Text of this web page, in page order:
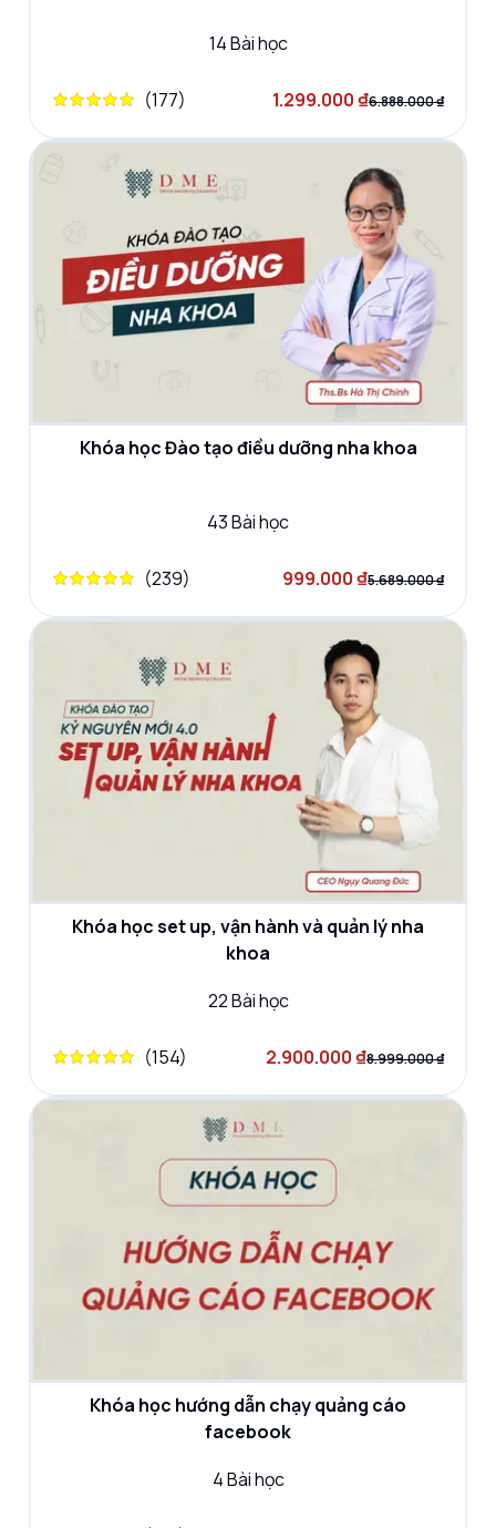
14Bài học
(177) 1.299.000 ₫6.888.000 ₫
Khóa học Đào tạo điều dưỡng nha khoa
43Bài học
(239) 999.000 ₫5.689.000 ₫
Khóa học set up, vận hành và quản lý nha
khoa
22Bài học
(154) 2.900.000 ₫8.999.000 ₫
Khóa học hướng dẫn chạy quảng cáo
facebook
4Bài học